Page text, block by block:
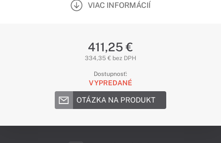
VIAC INFORMÁCIÍ
411,25 €
334,35 € bez DPH
Dostupnosť:
VYPREDANÉ
OTÁZKA NA PRODUKT